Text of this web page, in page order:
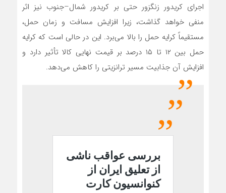
اجرای کریدور زنگزور حتی بر کریدور شمال–جنوب نیز اثر
منفی خواهد گذاشت، زیرا افزایش مسافت و زمان حمل،
مستقیماً کرایه حمل را بالا می‌برد. این در حالی است که کرایه
حمل بین ۱۲ تا ۱۵ درصد بر قیمت نهایی کالا تأثیر دارد و
افزایش آن جذابیت مسیر ترانزیتی را کاهش می‌دهد.